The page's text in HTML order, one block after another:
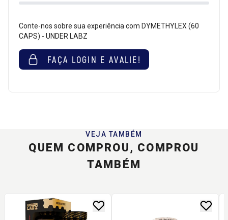
Conte-nos sobre sua experiência com DYMETHYLEX (60
CAPS) - UNDER LABZ
FAÇA LOGIN E AVALIE!
VEJA TAMBÉM
QUEM COMPROU, COMPROU
TAMBÉM